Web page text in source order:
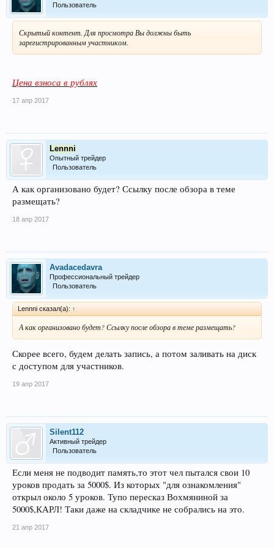
Пользователь
Скрытый контент. Для просмотра Вы должны быть
зарегистрированным участником.
Цена взноса в рублях
17 апр 2017
Lennni
Опытный трейдер
Пользователь
А как организовано будет? Ссылку после обзора в теме
размещать?
18 апр 2017
Avadacedavra
Профессиональный трейдер
Пользователь
Lennni сказал(а): ↑
А как организовано будет? Ссылку после обзора в теме размещать?
Скорее всего, будем делать запись, а потом заливать на диск
с доступом для участников.
19 апр 2017
Silent112
Активный трейдер
Пользователь
Если меня не подводит память,то этот чел пытался свои 10
уроков продать за 5000$. Из которых "для ознакомления"
открыл около 5 уроков. Тупо пересказ Вохмяниной за
5000$,КАРЛ! Таки даже на складчике не собрались на это.
21 апр 2017